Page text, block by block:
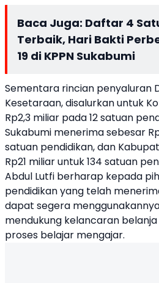
Baca Juga: Daftar 4
Terbaik, Hari Bakti
19 di KPPN Sukabumi
Sementara rincian penyaluran
Kesetaraan, disalurkan untuk
Rp2,3 miliar pada 12 satuan
Sukabumi menerima sebesar
satuan pendidikan, dan
Rp21 miliar untuk 134 satuan
Abdul Lutfi berharap kepada
pendidikan yang telah
dapat segera
mendukung kelancaran
proses belajar mengajar.